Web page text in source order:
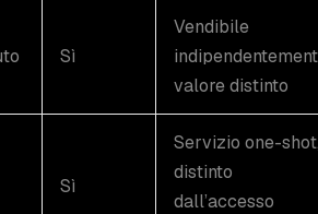
Sì
Vendibile
valore distinto
Sì
Servizio one-
distinto
dall’accesso